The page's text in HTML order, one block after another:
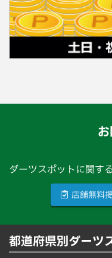
ダーツスポットに関す
店舗無料
都道府県別ダーツ